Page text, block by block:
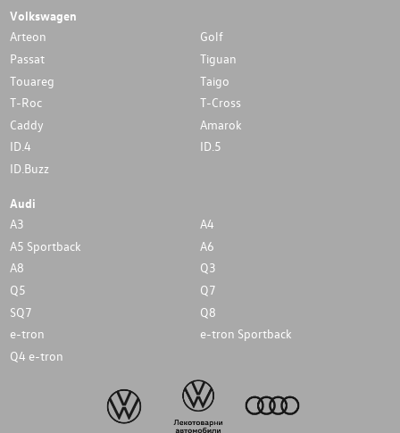
Volkswagen
Arteon
Golf
Passat
Tiguan
Touareg
Taigo
T-Roc
T-Cross
Caddy
Amarok
ID.4
ID.5
ID.Buzz
Audi
A3
A4
A5 Sportback
A6
A8
Q3
Q5
Q7
SQ7
Q8
e-tron
e-tron Sportback
Q4 e-tron